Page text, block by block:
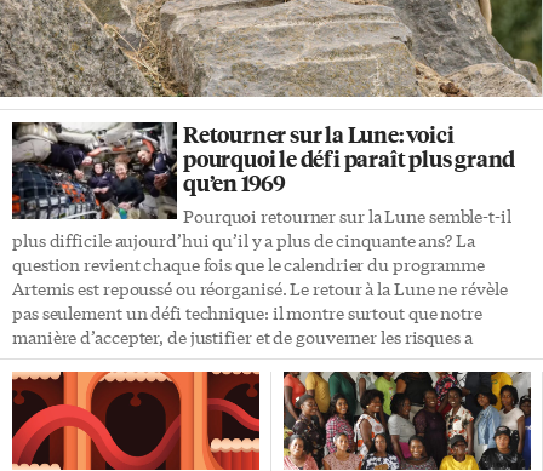
Retourner sur la Lune: voici
pourquoi le défi paraît plus grand
qu’en 1969
Pourquoi retourner sur la Lune semble-t-il
plus difficile aujourd’hui qu’il y a plus de cinquante ans? La
question revient chaque fois que le calendrier du programme
Artemis est repoussé ou réorganisé. Le retour à la Lune ne révèle
pas seulement un défi technique: il montre surtout que notre
manière d’accepter, de justifier et de gouverner les risques a
profondément changé. En 1961, le président américain John F.
Kennedy demandait aux États-Unis d’envoyer des astronautes sur
la Lune avant la fin de la décennie. En 1969, Apollo 11 y parvenait.
Aujourd’hui, malgré des technologies plus avancées, le retour
humain sur la surface […]